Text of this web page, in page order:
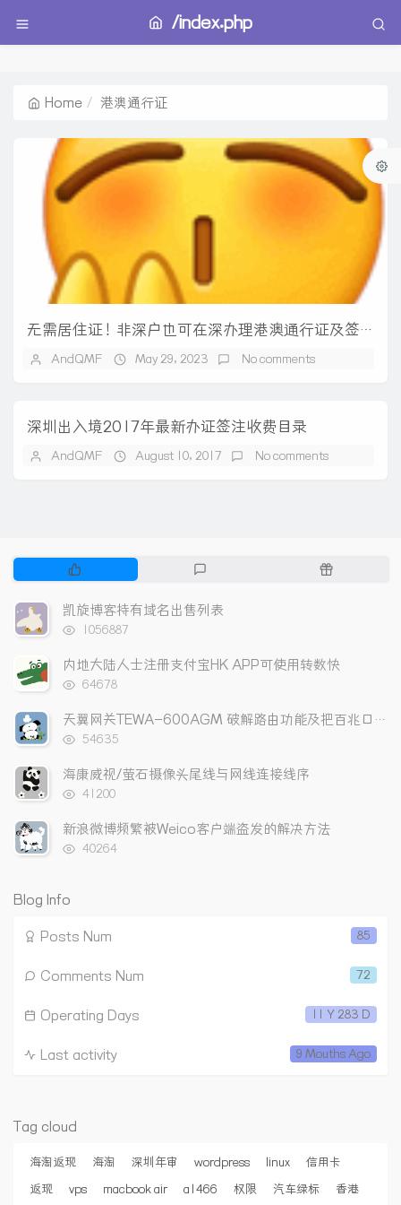
/index.php
Home 港澳通行证
无需居住证！非深户也可在深办理港澳通行证及签注，附申请攻略
AndQMF May 29, 2023 No comments
深圳出入境2017年最新办证签注收费目录
AndQMF August 10, 2017 No comments
P
o
p
u
a
r
r
t
c
l
s
t
t
m
n
R
m
t
凯旋博客持有域名出售列表
浏
次
数:
1056887
内地大陆人士注册支付宝HK APP可使用转数快
浏
次
数:
64678
天翼网关TEWA-600AGM 破解路由功能及把百兆口改成上网口
浏
次
数:
54635
海康威视/萤石摄像头尾线与网线连接线序
浏
次
数:
41200
新浪微博频繁被Weico客户端盗发的解决方法
浏
40264
Blog Info
85
Posts Num
72
Comments Num
11 Y 283 D
Operating Days
9 Mouths Ago
Last activity
Tag cloud
海淘返现 海淘 深圳年审 wordpress linux
信用卡
返现
vps macbook air a1466 权限 汽车绿标 香港